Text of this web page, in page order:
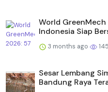
World
Indonesia Siap
3 months ago 145
Sesar Lembang
Bandung Raya